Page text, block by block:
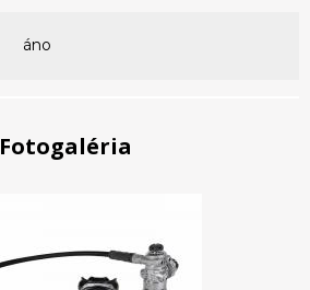
áno
Fotogaléria